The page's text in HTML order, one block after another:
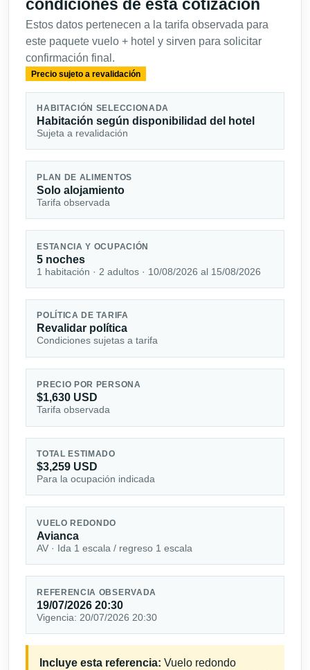
condiciones de esta cotización
Estos datos pertenecen a la tarifa observada para
este paquete vuelo + hotel y sirven para solicitar
confirmación final.
Precio sujeto a revalidación
HABITACIÓN SELECCIONADA
Habitación según disponibilidad del hotel
Sujeta a revalidación
PLAN DE ALIMENTOS
Solo alojamiento
Tarifa observada
ESTANCIA Y OCUPACIÓN
5 noches
1 habitación · 2 adultos · 10/08/2026 al 15/08/2026
POLÍTICA DE TARIFA
Revalidar política
Condiciones sujetas a tarifa
PRECIO POR PERSONA
$1,630 USD
Tarifa observada
TOTAL ESTIMADO
$3,259 USD
Para la ocupación indicada
VUELO REDONDO
Avianca
AV · Ida 1 escala / regreso 1 escala
REFERENCIA OBSERVADA
19/07/2026 20:30
Vigencia: 20/07/2026 20:30
Incluye esta referencia: Vuelo redondo